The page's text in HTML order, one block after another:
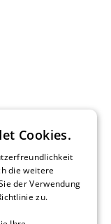
Cookies.
die weitere
der Verwendung
zu.